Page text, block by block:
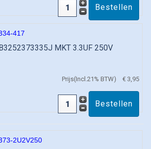
417
MKT 3.3UF 250V
Prijs(Incl.21% BTW) € 3,95
2U2V250